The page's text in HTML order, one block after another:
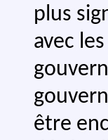
plus
avec
être